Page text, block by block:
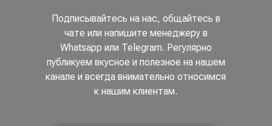
Подписывайтесь на нас, общайтесь в
чате или напишите менеджеру в
Whatsapp или Telegram. Регулярно
публикуем вкусное и полезное на нашем
канале и всегда внимательно относимся
к нашим клиентам.